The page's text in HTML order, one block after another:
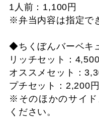
1人前：1,100円
※弁当内容は指定で
◆ちくぼんバーベキ
リッチセット：
オススメセット：
プチセット：2,200
※そのほかのサイ
ください。